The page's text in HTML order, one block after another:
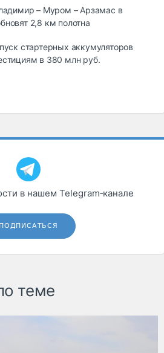
– Муром – Арзамас в
2,8 км полотна
стартерных аккумуляторов
в 380 млн руб.
в нашем Telegram‑канале
ПОДПИСАТЬСЯ
теме